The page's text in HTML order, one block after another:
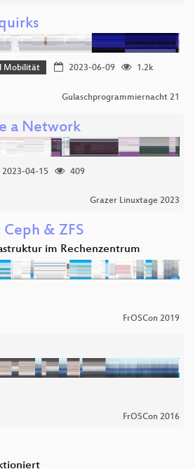
Mobilität 2023-06-09
1.2k
Gulaschprogrammiernacht 21
a Network
2023-04-15
409
Grazer Linuxtage 2023
& ZFS
im Rechenzentrum
FrOSCon 2019
FrOSCon 2016